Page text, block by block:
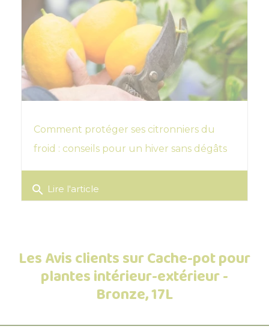
Comment protéger ses citronniers du
froid : conseils pour un hiver sans dégâts
search Lire l'article
Les Avis clients sur Cache-pot pour
plantes intérieur-extérieur -
Bronze, 17L